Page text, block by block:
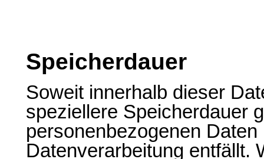
Speicherdauer
Soweit innerhalb dieser
speziellere Speicherdauer
personenbezogenen
Datenverarbeitung entfällt.